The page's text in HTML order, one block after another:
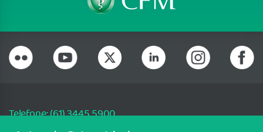
Telefone: (61) 3445 5900
Email: cfm@portalmedico.org.br